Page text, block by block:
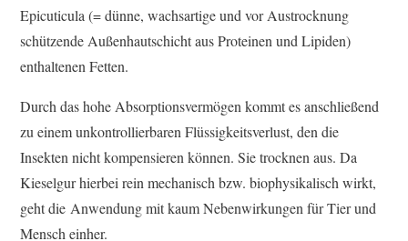
Epicuticula (= dünne, wachsartige und vor Austrocknung
schützende Außenhautschicht aus Proteinen und Lipiden)
enthaltenen Fetten.
Durch das hohe Absorptionsvermögen kommt es anschließend
zu einem unkontrollierbaren Flüssigkeitsverlust, den die
Insekten nicht kompensieren können. Sie trocknen aus. Da
Kieselgur hierbei rein mechanisch bzw. biophysikalisch wirkt,
geht die Anwendung mit kaum Nebenwirkungen für Tier und
Mensch einher.